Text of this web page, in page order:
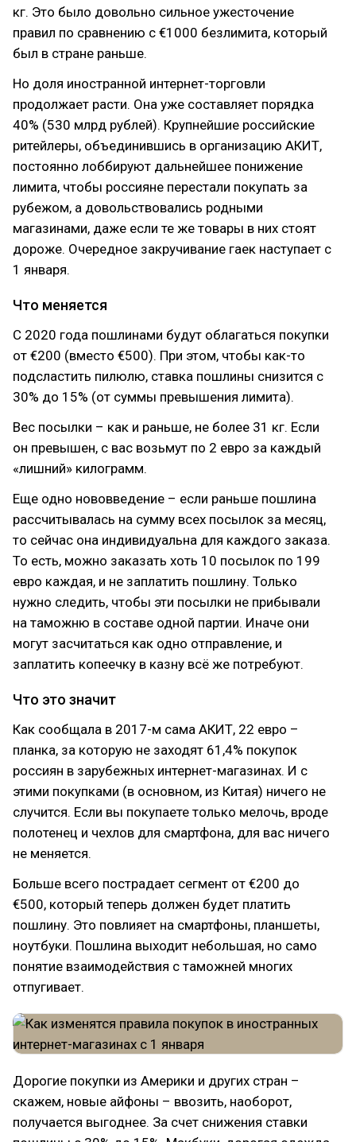
кг. Это было довольно сильное ужесточение
правил по сравнению с €1000 безлимита, который
был в стране раньше.
Но доля иностранной интернет-торговли
продолжает расти. Она уже составляет порядка
40% (530 млрд рублей). Крупнейшие российские
ритейлеры, объединившись в организацию АКИТ,
постоянно лоббируют дальнейшее понижение
лимита, чтобы россияне перестали покупать за
рубежом, а довольствовались родными
магазинами, даже если те же товары в них стоят
дороже. Очередное закручивание гаек наступает с
1 января.
Что меняется
С 2020 года пошлинами будут облагаться покупки
от €200 (вместо €500). При этом, чтобы как-то
подсластить пилюлю, ставка пошлины снизится с
30% до 15% (от суммы превышения лимита).
Вес посылки – как и раньше, не более 31 кг. Если
он превышен, с вас возьмут по 2 евро за каждый
«лишний» килограмм.
Еще одно нововведение – если раньше пошлина
рассчитывалась на сумму всех посылок за месяц,
то сейчас она индивидуальна для каждого заказа.
То есть, можно заказать хоть 10 посылок по 199
евро каждая, и не заплатить пошлину. Только
нужно следить, чтобы эти посылки не прибывали
на таможню в составе одной партии. Иначе они
могут засчитаться как одно отправление, и
заплатить копеечку в казну всё же потребуют.
Что это значит
Как сообщала в 2017-м сама АКИТ, 22 евро –
планка, за которую не заходят 61,4% покупок
россиян в зарубежных интернет-магазинах. И с
этими покупками (в основном, из Китая) ничего не
случится. Если вы покупаете только мелочь, вроде
полотенец и чехлов для смартфона, для вас ничего
не меняется.
Больше всего пострадает сегмент от €200 до
€500, который теперь должен будет платить
пошлину. Это повлияет на смартфоны, планшеты,
ноутбуки. Пошлина выходит небольшая, но само
понятие взаимодействия с таможней многих
отпугивает.
Дорогие покупки из Америки и других стран –
скажем, новые айфоны – ввозить, наоборот,
получается выгоднее. За счет снижения ставки